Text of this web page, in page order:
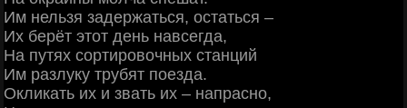
Им нельзя задержаться, остаться –
Их берёт этот день навсегда,
На путях сортировочных станций
Им разлуку трубят поезда.
Окликать их и звать их – напрасно,